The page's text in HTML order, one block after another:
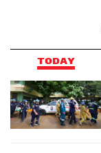
TODAY